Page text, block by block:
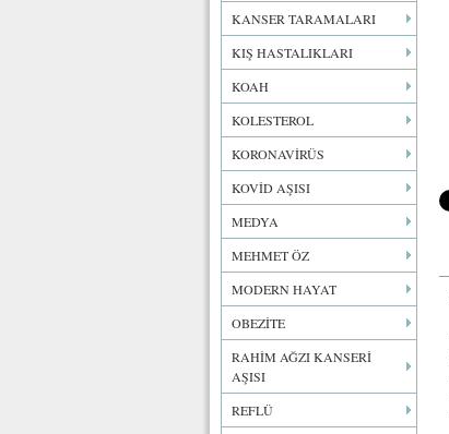
KANSER TARAMALARI
KIŞ HASTALIKLARI
KOAH
KOLESTEROL
KORONAVİRÜS
KOVİD AŞISI
MEDYA
MEHMET ÖZ
MODERN HAYAT
OBEZİTE
RAHİM AĞZI KANSERİ
AŞISI
REFLÜ